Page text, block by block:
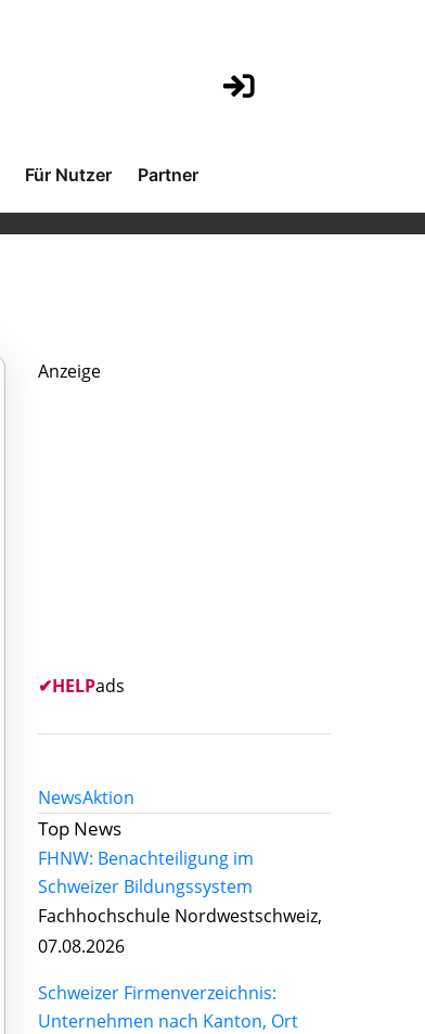
Für Nutzer Partner
Anzeige
✔HELPads
NewsAktion
Top News
FHNW: Benachteiligung im
Schweizer Bildungssystem
Fachhochschule Nordwestschweiz,
07.08.2026
Schweizer Firmenverzeichnis:
Unternehmen nach Kanton, Ort